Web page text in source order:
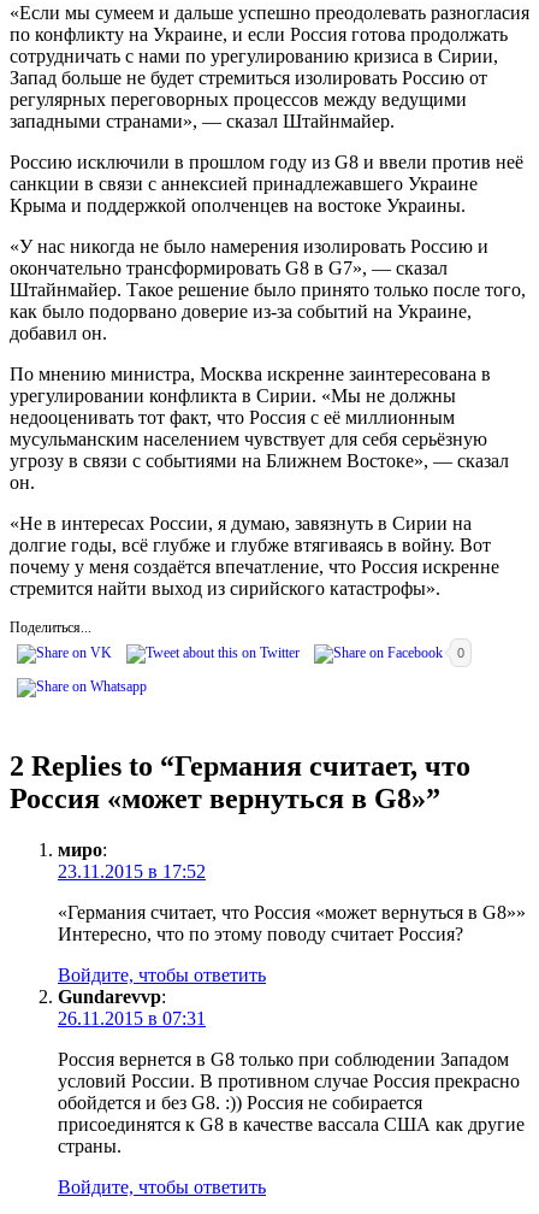
«Если мы сумеем и дальше успешно преодолевать разногласия
по конфликту на Украине, и если Россия готова продолжать
сотрудничать с нами по урегулированию кризиса в Сирии,
Запад больше не будет стремиться изолировать Россию от
регулярных переговорных процессов между ведущими
западными странами», — сказал Штайнмайер.
Россию исключили в прошлом году из G8 и ввели против неё
санкции в связи с аннексией принадлежавшего Украине
Крыма и поддержкой ополченцев на востоке Украины.
«У нас никогда не было намерения изолировать Россию и
окончательно трансформировать G8 в G7», — сказал
Штайнмайер. Такое решение было принято только после того,
как было подорвано доверие из-за событий на Украине,
добавил он.
По мнению министра, Москва искренне заинтересована в
урегулировании конфликта в Сирии. «Мы не должны
недооценивать тот факт, что Россия с её миллионным
мусульманским населением чувствует для себя серьёзную
угрозу в связи с событиями на Ближнем Востоке», — сказал
он.
«Не в интересах России, я думаю, завязнуть в Сирии на
долгие годы, всё глубже и глубже втягиваясь в войну. Вот
почему у меня создаётся впечатление, что Россия искренне
стремится найти выход из сирийского катастрофы».
Поделиться...
0
2 Replies to “Германия считает, что
Россия «может вернуться в G8»”
миро:
23.11.2015 в 17:52
«Германия считает, что Россия «может вернуться в G8»»
Интересно, что по этому поводу считает Россия?
Войдите, чтобы ответить
Gundarevvp:
26.11.2015 в 07:31
Россия вернется в G8 только при соблюдении Западом
условий России. В противном случае Россия прекрасно
обойдется и без G8. :)) Россия не собирается
присоединятся к G8 в качестве вассала США как другие
страны.
Войдите, чтобы ответить